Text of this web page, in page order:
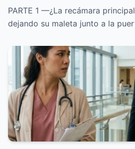
nacimiento de su bebé,
en que yo durmiera en el
llegada del nuevo día,
documentos que
la situación y revelaron
realmente la última
casa.
PARTE 1 —¿La recámara
dejando su maleta junto a la